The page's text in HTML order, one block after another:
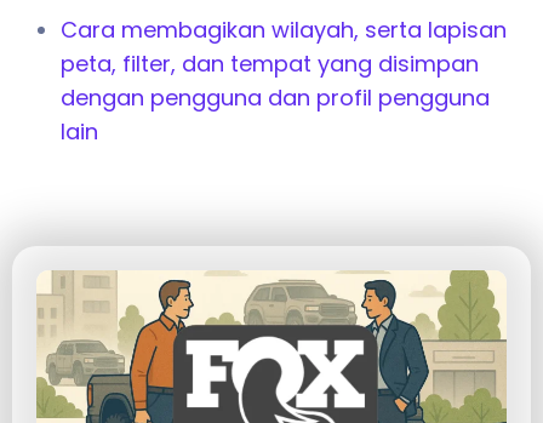
Cara membagikan wilayah, serta lapisan
peta, filter, dan tempat yang disimpan
dengan pengguna dan profil pengguna
lain